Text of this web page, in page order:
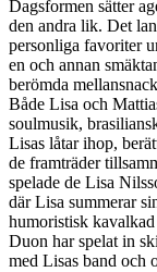
Dagsformen sätter
den andra lik. Det
personliga favoriter
en och annan
berömda
Både Lisa och
soulmusik,
Lisas låtar ihop,
de framträder
spelade de Lisa
där Lisa summerar
humoristisk
Duon har spelat in
med Lisas band och